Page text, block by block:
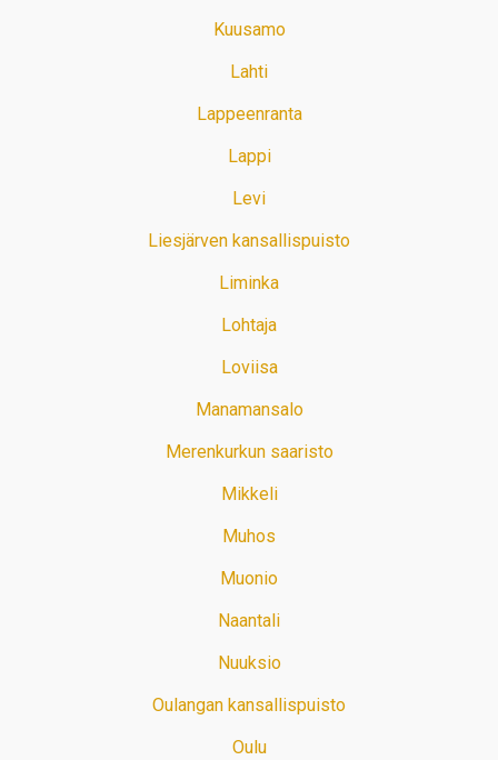
Kuusamo
Lahti
Lappeenranta
Lappi
Levi
Liesjärven kansallispuisto
Liminka
Lohtaja
Loviisa
Manamansalo
Merenkurkun saaristo
Mikkeli
Muhos
Muonio
Naantali
Nuuksio
Oulangan kansallispuisto
Oulu